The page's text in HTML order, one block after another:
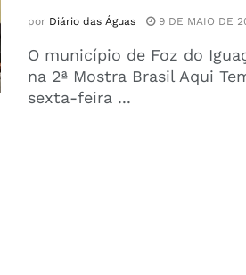
por Diário das Águas 9 DE MAIO DE
O município de Foz do
na 2ª Mostra Brasil Aqui
sexta-feira ...